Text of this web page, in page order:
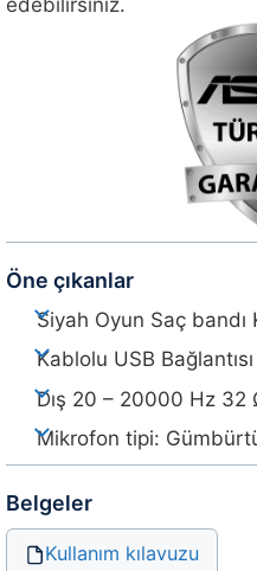
edebilirsiniz.
Öne çıkanlar
Siyah Oyun Saç bandı
Kablolu USB Bağlantısı
Dış 20 – 20000 Hz 32
Mikrofon tipi:
Belgeler
Kullanım kılavuzu